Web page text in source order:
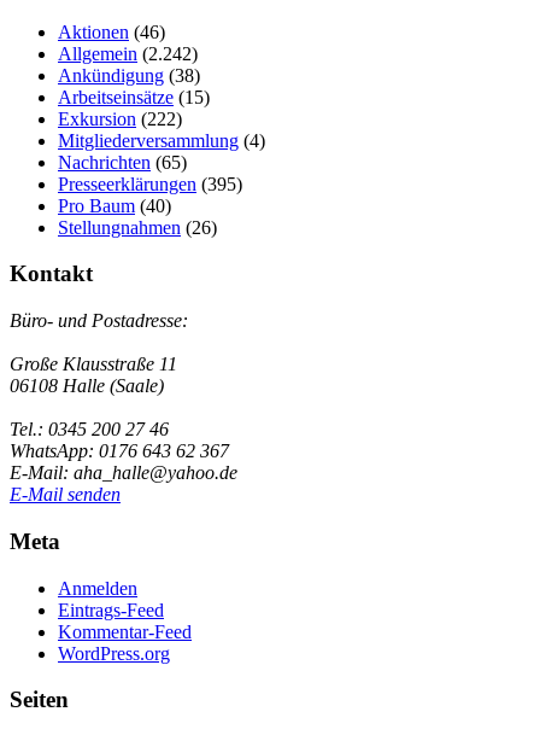
Aktionen (46)
Allgemein (2.242)
Ankündigung (38)
Arbeitseinsätze (15)
Exkursion (222)
Mitgliederversammlung (4)
Nachrichten (65)
Presseerklärungen (395)
Pro Baum (40)
Stellungnahmen (26)
Kontakt
Büro- und Postadresse:
Große Klausstraße 11
06108 Halle (Saale)
Tel.: 0345 200 27 46
WhatsApp: 0176 643 62 367
E-Mail: aha_halle@yahoo.de
E-Mail senden
Meta
Anmelden
Eintrags-Feed
Kommentar-Feed
WordPress.org
Seiten